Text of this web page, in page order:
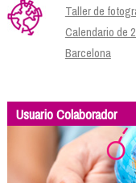
Taller de
Calendario de
Barcelona
Usuario Colaborador